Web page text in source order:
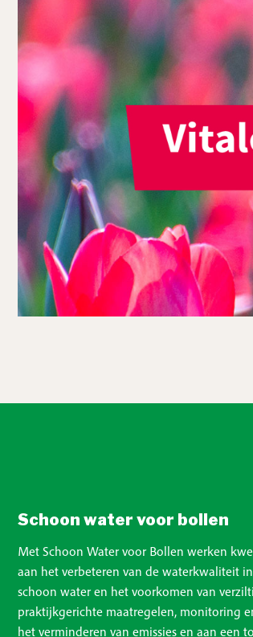
Schoon water voor bollen
Met Schoon Water voor Bollen werken
aan het verbeteren van de waterkwaliteit
schoon water en het voorkomen van
praktijkgerichte maatregelen, monitoring
het verminderen van emissies en aan